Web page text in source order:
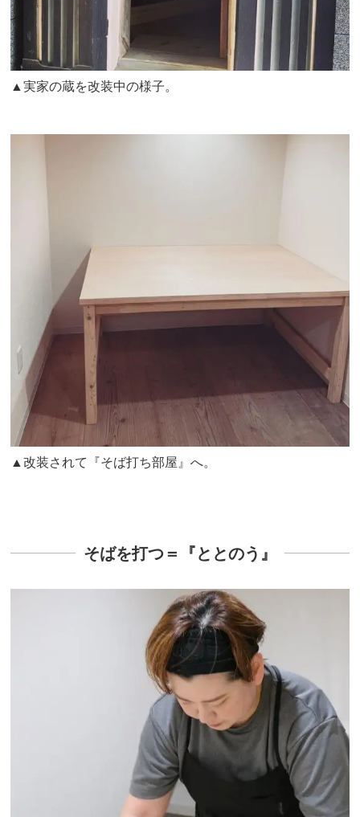
▲実家の蔵を改装中の様子。
▲改装されて『そば打ち部屋』へ。
そばを打つ＝『ととのう』